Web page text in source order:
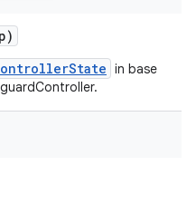
in base